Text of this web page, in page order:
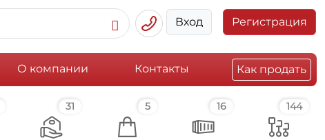
Вход Регистрация
О компании Контакты Как продать
31 5 16 144